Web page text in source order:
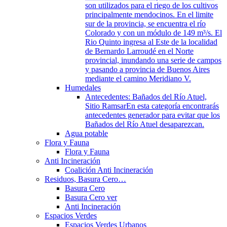
son utilizados para el riego de los cultivos
principalmente mendocinos. En el limite
sur de la provincia, se encuentra el río
Colorado y con un módulo de 149 m³/s. El
Rio Quinto ingresa al Este de la localidad
de Bernardo Larroudé en el Norte
provincial, inundando una serie de campos
y pasando a provincia de Buenos Aires
mediante el camino Meridiano V.
Humedales
Antecedentes: Bañados del Río Atuel,
Sitio RamsarEn esta categoría encontrarás
antecedentes generador para evitar que los
Bañados del Río Atuel desaparezcan.
Agua potable
Flora y Fauna
Flora y Fauna
Anti Incineración
Coalición Anti Incineración
Residuos, Basura Cero…
Basura Cero
Basura Cero ver
Anti Incineración
Espacios Verdes
Espacios Verdes Urbanos